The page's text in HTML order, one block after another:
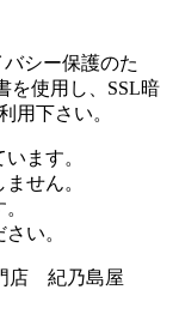
シー保護のた
を使用し、SSL暗
用下さい。
ます。
せん。
い。
店 紀乃島屋